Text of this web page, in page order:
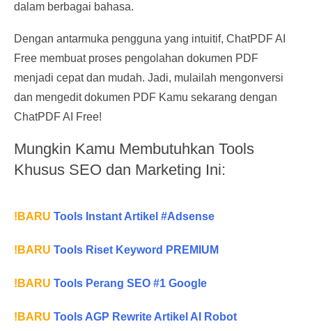
dalam berbagai bahasa.
Dengan antarmuka pengguna yang intuitif, ChatPDF AI
Free membuat proses pengolahan dokumen PDF
menjadi cepat dan mudah. Jadi, mulailah mengonversi
dan mengedit dokumen PDF Kamu sekarang dengan
ChatPDF AI Free!
Mungkin Kamu Membutuhkan Tools
Khusus SEO dan Marketing Ini:
!BARU Tools Instant Artikel #Adsense
!BARU Tools Riset Keyword PREMIUM
!BARU Tools Perang SEO #1 Google
!BARU Tools AGP Rewrite Artikel AI Robot